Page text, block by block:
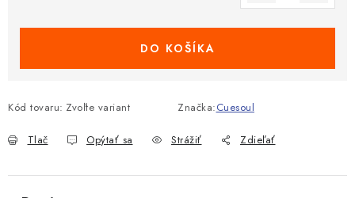
DO KOŠÍKA
Kód tovaru: Zvoľte variant Značka:Cuesoul
Tlač Opýtať sa Strážiť Zdieľať